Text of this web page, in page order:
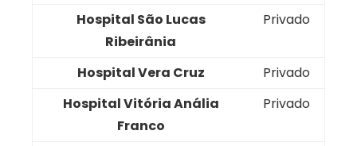
Hospital São Lucas
Ribeirânia
Privado
Hospital Vera Cruz
Privado
Hospital Vitória Anália
Franco
Privado